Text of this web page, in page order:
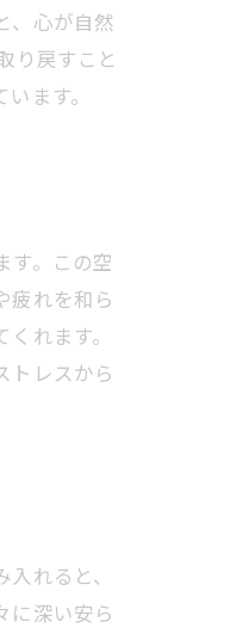
、心が自然
り戻すこと
ます。
す。この空
疲れを和ら
れます。
トレスから
れると、
に深い安ら